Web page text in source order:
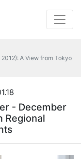
A View from Tokyo
- December
Regional